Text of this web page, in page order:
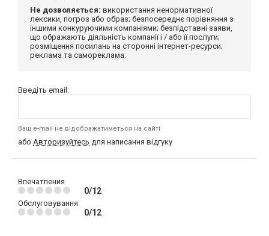
Не дозволяється: використання ненормативної
лексики, погроз або образ; безпосереднє порівняння з
іншими конкуруючими компаніями; безпідставні заяви,
що ображають діяльність компанії і / або її послуги;
розміщення посилань на сторонні інтернет-ресурси;
реклама та самореклама.
Введіть email:
Ваш e-mail не відображатиметься на сайті
або Авторизуйтесь для написання відгуку
Впечатления
0/12
Обслуговування
0/12